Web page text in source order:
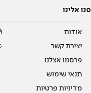
פנו אלינו
אודות
יצירת קשר
פרסמו אצלנו
תנאי שימוש
מדיניות פרטיות